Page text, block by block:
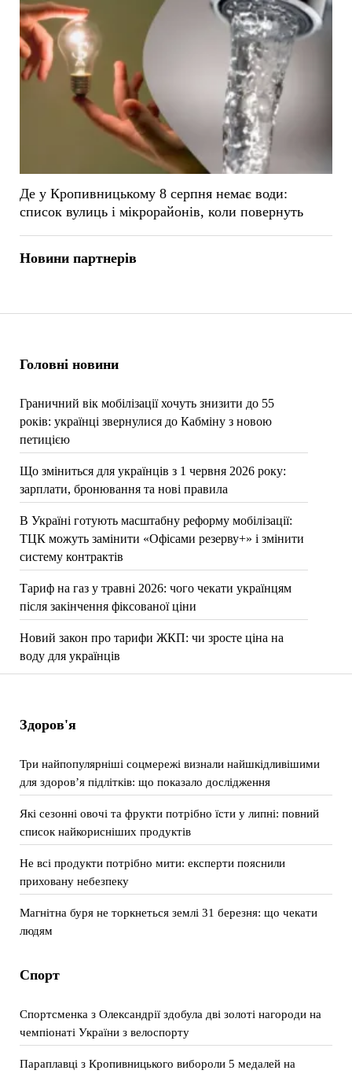
Головні новини
Граничний вік мобілізації хочуть знизити до 55
років: українці звернулися до Кабміну з новою
петицією
Що зміниться для українців з 1 червня 2026 року:
зарплати, бронювання та нові правила
В Україні готують масштабну реформу мобілізації:
ТЦК можуть замінити «Офісами резерву+» і змінити
систему контрактів
Тариф на газ у травні 2026: чого чекати українцям
після закінчення фіксованої ціни
Новий закон про тарифи ЖКП: чи зросте ціна на
воду для українців
Де у Кропивницькому 8 серпня немає води:
список вулиць і мікрорайонів, коли повернуть
Новини партнерів
Здоров'я
Три найпопулярніші соцмережі визнали найшкідливішими
для здоров’я підлітків: що показало дослідження
Які сезонні овочі та фрукти потрібно їсти у липні: повний
список найкорисніших продуктів
Не всі продукти потрібно мити: експерти пояснили
приховану небезпеку
Магнітна буря не торкнеться землі 31 березня: що чекати
людям
Спорт
Спортсменка з Олександрії здобула дві золоті нагороди на
чемпіонаті України з велоспорту
Параплавці з Кропивницького вибороли 5 медалей на